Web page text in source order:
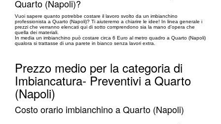
Quarto (Napoli)?
Vuoi sapere quanto potrebbe costare il lavoro svolto da un imbianchino
professionista a Quarto (Napoli)? Ti aiuteremo a chiarire le idee! In linea generale i
prezzi che verranno elencati qui di sotto comprendono sia la mano d'opera che
quella dei materiali.
In media un imbianchino può costare circa 6 Euro al metro quadro a Quarto (Napoli)
qualora si trattasse di una parete in bianco senza lavori extra.
Prezzo medio per la categoria di
Imbiancatura- Preventivi a Quarto
(Napoli)
Costo orario imbianchino a Quarto (Napoli)